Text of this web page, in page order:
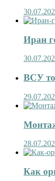
Иран
ВСУ
Как